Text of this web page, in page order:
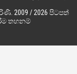
2009 / 2026 පිටපත්
තහනම්